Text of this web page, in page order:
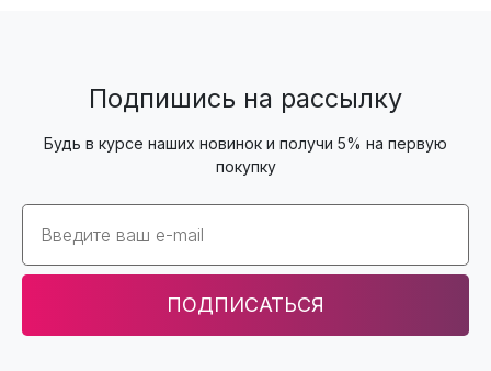
Подпишись на рассылку
Будь в курсе наших новинок и получи 5% на первую
покупку
Email
ПОДПИСАТЬСЯ